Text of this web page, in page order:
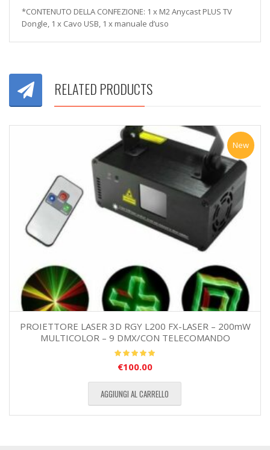
*CONTENUTO DELLA CONFEZIONE: 1 x M2 Anycast PLUS TV
Dongle, 1 x Cavo USB, 1 x manuale d’uso
RELATED PRODUCTS
New
PROIETTORE LASER 3D RGY L200 FX-LASER – 200mW
MULTICOLOR – 9 DMX/CON TELECOMANDO
Valutato
€100.00
AGGIUNGI AL CARRELLO